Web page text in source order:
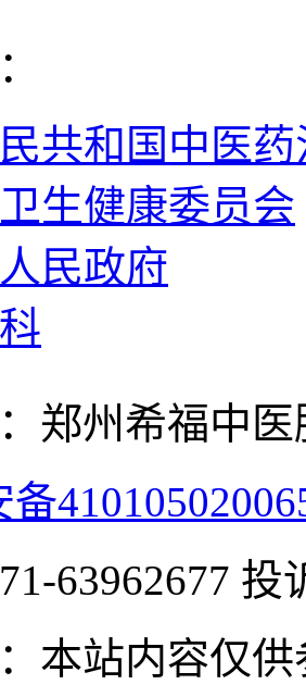
共和国中医药
生健康委员会
民政府
郑州希福中
63962677 投
本站内容仅